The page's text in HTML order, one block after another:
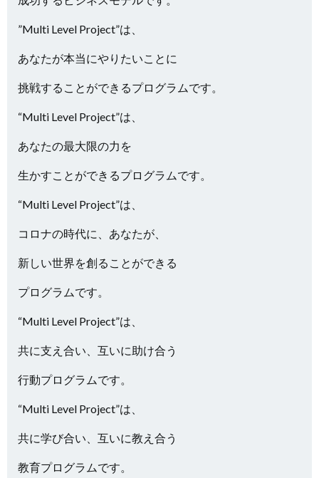
”Multi Level Project”は、
あなたが本当にやりたいことに
挑戦することができるプログラムです。
“Multi Level Project”は、
あなたの最大限の力を
生かすことができるプログラムです。
“Multi Level Project”は、
コロナの時代に、あなたが、
新しい世界を創ることができる
プログラムです。
“Multi Level Project”は、
共に支え合い、互いに助け合う
行動プログラムです。
“Multi Level Project”は、
共に学び合い、互いに教え合う
教育プログラムです。